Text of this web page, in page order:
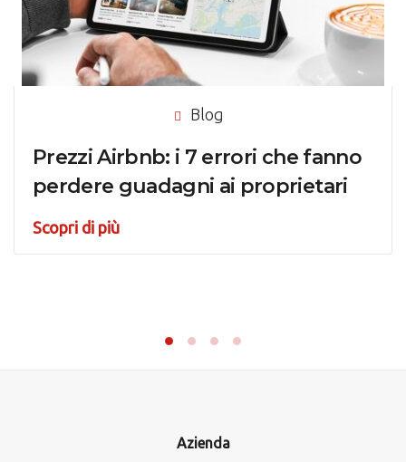
Blog
Prezzi Airbnb: i 7 errori che fanno
perdere guadagni ai proprietari
Scopri di più
Azienda